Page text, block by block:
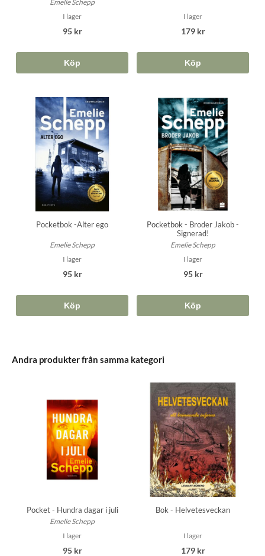
Emelie Schepp
I lager
95 kr
Köp
I lager
179 kr
Köp
Pocketbok -Alter ego
Emelie Schepp
I lager
95 kr
Köp
Pocketbok - Broder Jakob -
Signerad!
Emelie Schepp
I lager
95 kr
Köp
Andra produkter från samma kategori
Pocket - Hundra dagar i juli
Emelie Schepp
I lager
95 kr
Bok - Helvetesveckan
I lager
179 kr